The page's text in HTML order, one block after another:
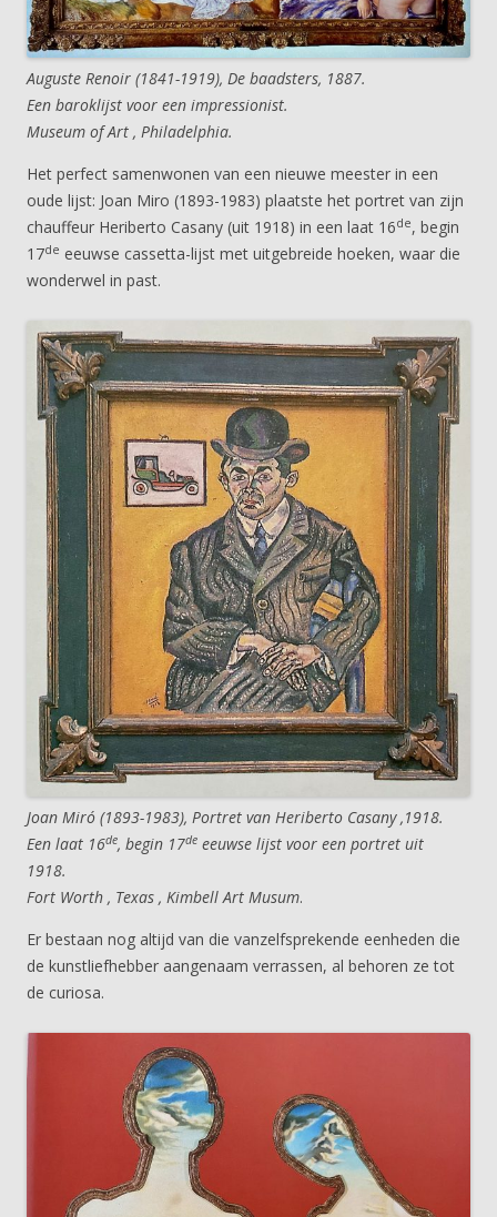
Auguste Renoir (1841-1919), De baadsters, 1887.
Een baroklijst voor een impressionist.
Museum of Art , Philadelphia.
Het perfect samenwonen van een nieuwe meester in een
oude lijst: Joan Miro (1893-1983) plaatste het portret van zijn
chauffeur Heriberto Casany (uit 1918) in een laat 16de, begin
17de eeuwse cassetta-lijst met uitgebreide hoeken, waar die
wonderwel in past.
Joan Miró (1893-1983), Portret van Heriberto Casany ,1918.
Een laat 16de, begin 17de eeuwse lijst voor een portret uit
1918.
Fort Worth , Texas , Kimbell Art Musum.
Er bestaan nog altijd van die vanzelfsprekende eenheden die
de kunstliefhebber aangenaam verrassen, al behoren ze tot
de curiosa.